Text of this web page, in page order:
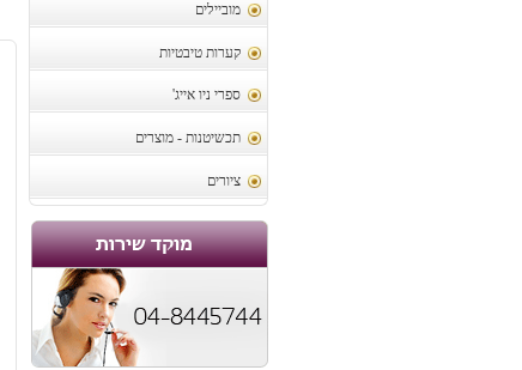
מוביילים
קערות טיבטיות
ספרי ניו אייג'
תכשיטנות - מוצרים
ציורים